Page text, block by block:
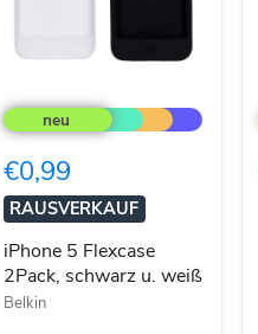
5
Flexcase
schwarz
u.
weiß
€0,99
RAUSVERKAUF
iPhone 5 Flexcase
2Pack, schwarz u. weiß
Belkin